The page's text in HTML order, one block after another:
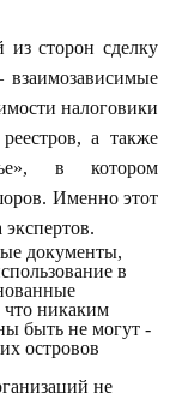
сторон сделку
взаимозависимые
налоговики
а также
в котором
Именно этот
документы,
в
что никаким
быть не могут -
островов
не